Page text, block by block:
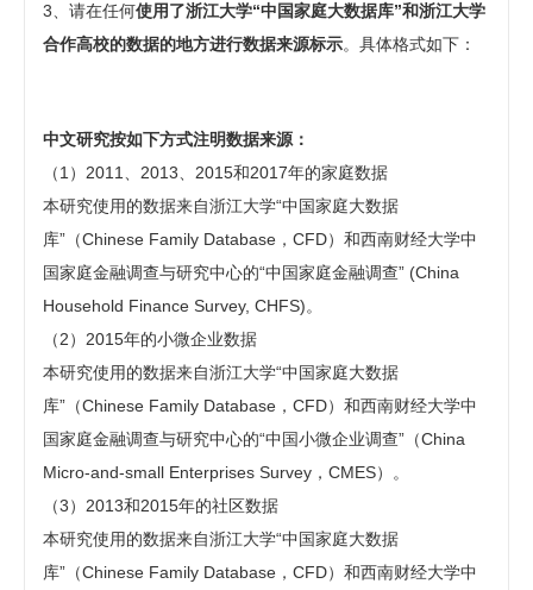
3、请在任何使用了浙江大学“中国家庭大数据库”和浙江大学
合作高校的数据的地方进行数据来源标示。具体格式如下：
中文研究按如下方式注明数据来源：
（1）2011、2013、2015和2017年的家庭数据
本研究使用的数据来自浙江大学“中国家庭大数据
库”（Chinese Family Database，CFD）和西南财经大学中
国家庭金融调查与研究中心的“中国家庭金融调查” (China
Household Finance Survey, CHFS)。
（2）2015年的小微企业数据
本研究使用的数据来自浙江大学“中国家庭大数据
库”（Chinese Family Database，CFD）和西南财经大学中
国家庭金融调查与研究中心的“中国小微企业调查”（China
Micro-and-small Enterprises Survey，CMES）。
（3）2013和2015年的社区数据
本研究使用的数据来自浙江大学“中国家庭大数据
库”（Chinese Family Database，CFD）和西南财经大学中